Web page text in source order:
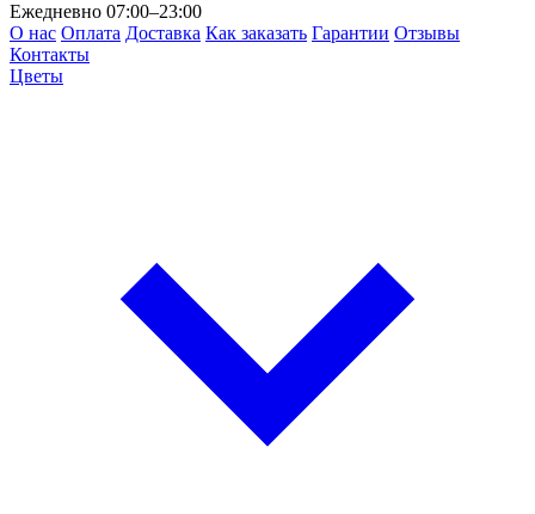
Ежедневно 07:00–23:00
О нас Оплата Доставка Как заказать Гарантии Отзывы
Контакты
Цветы